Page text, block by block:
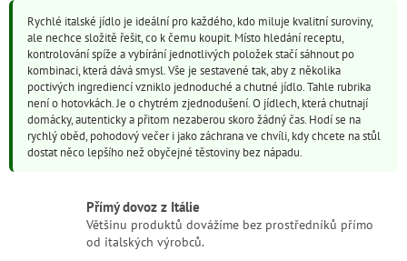
a
c
í
p
r
v
k
y
s
u
á
n
í
Rychlé italské jídlo je ideální pro každého, kdo miluje kvalitní suroviny,
ale nechce složitě řešit, co k čemu koupit. Místo hledání receptu,
kontrolování spíže a vybírání jednotlivých položek stačí sáhnout po
kombinaci, která dává smysl. Vše je sestavené tak, aby z několika
poctivých ingrediencí vzniklo jednoduché a chutné jídlo. Tahle rubrika
není o hotovkách. Je o chytrém zjednodušení. O jídlech, která chutnají
domácky, autenticky a přitom nezaberou skoro žádný čas. Hodí se na
rychlý oběd, pohodový večer i jako záchrana ve chvíli, kdy chcete na stůl
dostat něco lepšího než obyčejné těstoviny bez nápadu.
Přímý dovoz z Itálie
Většinu produktů dovážíme bez prostředníků přímo
od italských výrobců.